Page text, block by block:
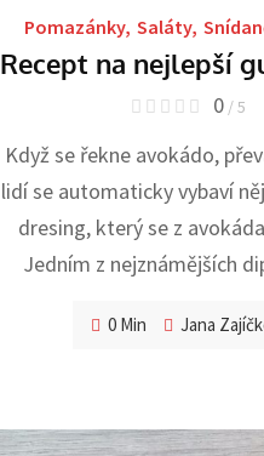
Pomazánky, Saláty,
Recept na nejlepší
0 / 5
Když se řekne avokádo,
lidí se automaticky vybaví
dresing, který se z
Jedním z nejznámějších
0 Min Jana